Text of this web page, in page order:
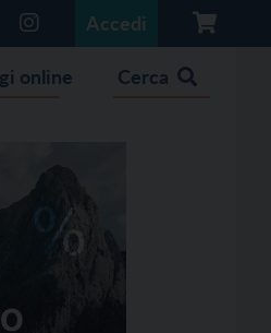
Accedi
online Cerca